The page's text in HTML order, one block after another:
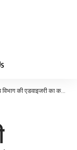
की एडवाइजरी का करें अनुपालन